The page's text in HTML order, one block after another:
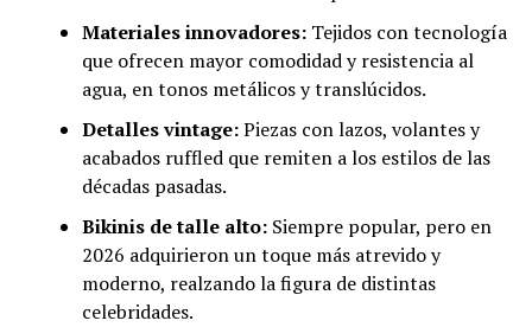
Materiales innovadores:Tejidos con tecnología
que ofrecen mayor comodidad y resistencia al
agua, en tonos metálicos y translúcidos.
Detalles vintage:Piezas con lazos, volantes y
acabados ruffled que remiten a los estilos de las
décadas pasadas.
Bikinis de talle alto:Siempre popular, pero en
2026 adquirieron un toque más atrevido y
moderno, realzando la figura de distintas
celebridades.